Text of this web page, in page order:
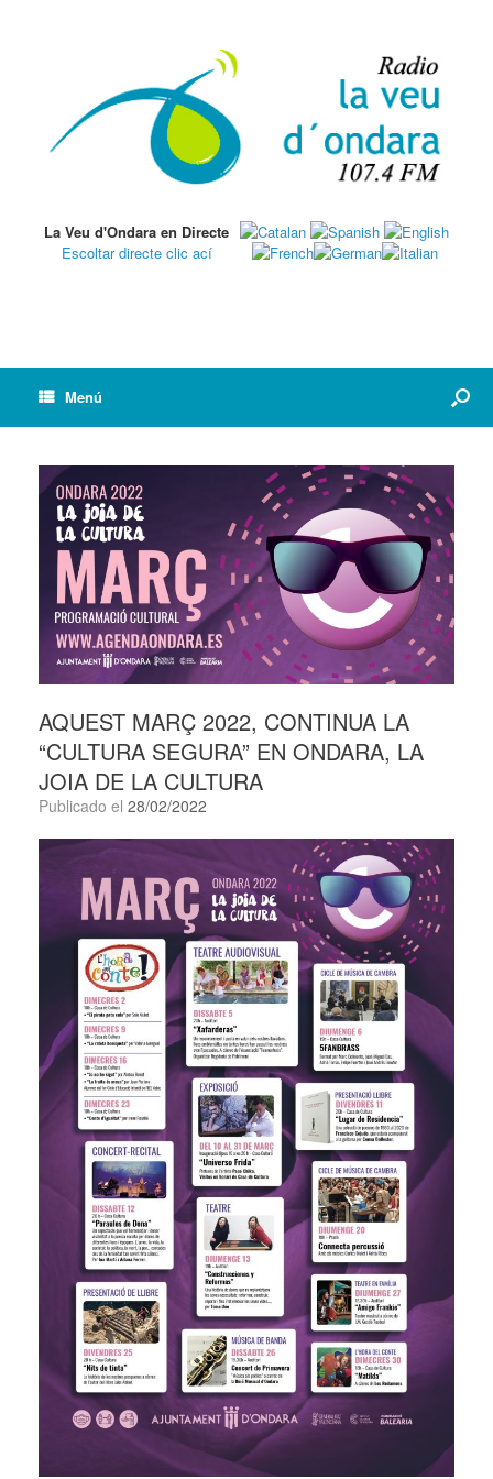
La Veu d'Ondara en Directe
Escoltar directe clic ací
Menú
AQUEST MARÇ 2022, CONTINUA LA
“CULTURA SEGURA” EN ONDARA, LA
JOIA DE LA CULTURA
Publicado el 28/02/2022